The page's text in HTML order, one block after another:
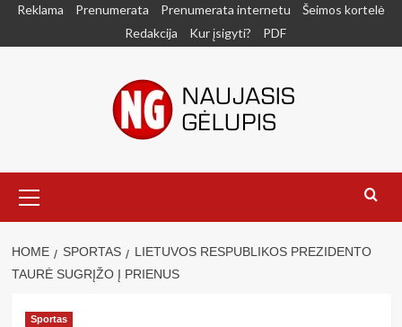
SkipReklama Prenumerata Prenumerata internetu
Šeimos kortelė
Redakcija
Kur įsigyti? PDF
Menu
HOME SPORTAS
LIETUVOS RESPUBLIKOS PREZIDENTO
TAURĖ SUGRĮŽO Į PRIENUS
Sportas